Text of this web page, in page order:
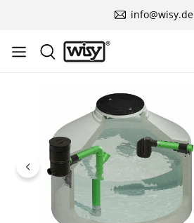
info@wisy.de
Пропуснете галерия с изображения